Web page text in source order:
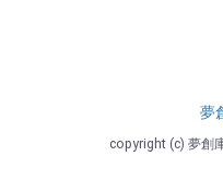
夢
copyright (c) 夢創